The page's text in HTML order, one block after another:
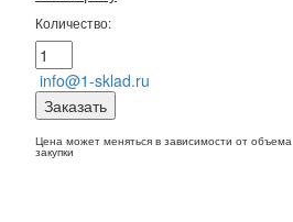
Количество:
info@1-sklad.ru
Заказать
Цена может меняться в зависимости от объема
закупки